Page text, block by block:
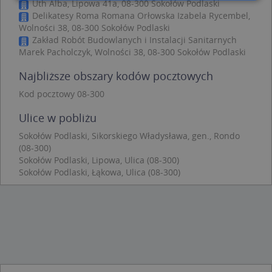
Uth Alba, Lipowa 41a, 08-300 Sokołów Podlaski
Delikatesy Roma Romana Orłowska Izabela Rycembel,
Wolności 38, 08-300 Sokołów Podlaski
Zakład Robót Budowlanych i Instalacji Sanitarnych
Marek Pacholczyk, Wolności 38, 08-300 Sokołów Podlaski
Najbliższe obszary kodów pocztowych
Kod pocztowy 08-300
Ulice w pobliżu
Sokołów Podlaski, Sikorskiego Władysława, gen., Rondo
(08-300)
Sokołów Podlaski, Lipowa, Ulica (08-300)
Sokołów Podlaski, Łąkowa, Ulica (08-300)
Niezbędne Wydajność
Targetowanie
Funkcjonalność
Niesklasyfikowane
podstawowych funkcji strony internetowej, takich
jak logowanie użytkownika i zarządzanie kontem.
Bez niezbędnych plików cookie nie można
Nazwa
Domena
przechowywania
CookieScriptConsent
CookieScript
.targeo.pl